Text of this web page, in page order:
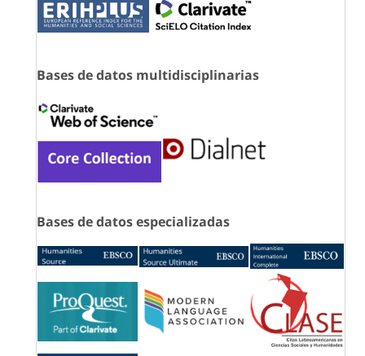
Bases de datos multidisciplinarias
Bases de datos especializadas